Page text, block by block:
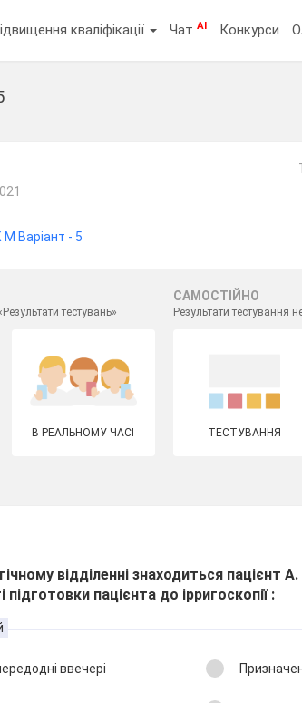
кваліфікації ЧатAI Конкурси
Варіант - 5
Результати тестувань»
САМОСТІЙНО
Результати тестування
В РЕАЛЬНОМУ ЧАСІ ТЕСТУВАННЯ
відділенні знаходиться пацієнт
пацієнта до ірригоскопії :
ввечері